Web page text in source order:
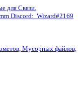
для Связи.
Discord: Wizard#2169
Мусорных файлов,